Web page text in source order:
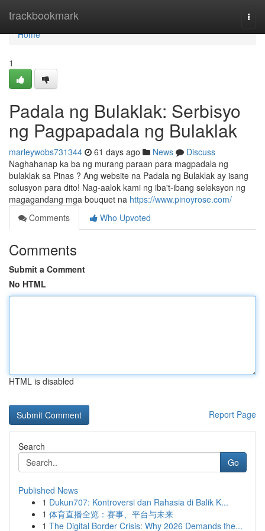
trackbookmark
Home
Home
1
Padala ng Bulaklak: Serbisyo
ng Pagpapadala ng Bulaklak
marleywobs731344 61 days ago News
Discuss
Naghahanap ka ba ng murang paraan para magpadala ng
bulaklak sa Pinas ? Ang website na Padala ng Bulaklak ay isang
solusyon para dito! Nag-aalok kami ng iba't-ibang seleksyon ng
magagandang mga bouquet na https://www.pinoyrose.com/
Comments
Who Upvoted
Comments
Submit a Comment
No HTML
HTML is disabled
Report Page
Search
Go
Published News
1 Dukun707: Kontroversi dan Rahasia di Balik K...
1 体育直播全览：赛事、平台与未来
1 The Digital Border Crisis: Why 2026 Demands the...